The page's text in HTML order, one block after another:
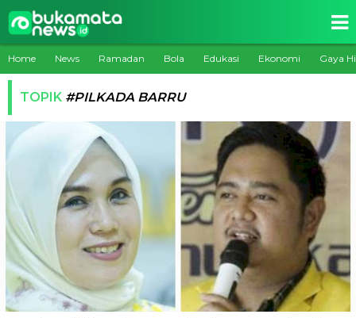
Home News Ramadan Bola Edukasi Ekonomi Gaya
TOPIK #PILKADA BARRU